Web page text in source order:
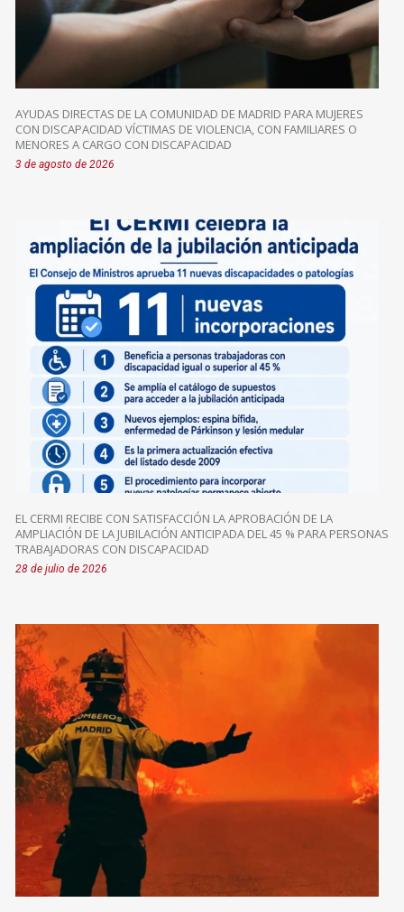
AYUDAS DIRECTAS DE LA COMUNIDAD DE MADRID PARA MUJERES
CON DISCAPACIDAD VÍCTIMAS DE VIOLENCIA, CON FAMILIARES O
MENORES A CARGO CON DISCAPACIDAD
3 de agosto de 2026
EL CERMI RECIBE CON SATISFACCIÓN LA APROBACIÓN DE LA
AMPLIACIÓN DE LA JUBILACIÓN ANTICIPADA DEL 45 % PARA PERSONAS
TRABAJADORAS CON DISCAPACIDAD
28 de julio de 2026